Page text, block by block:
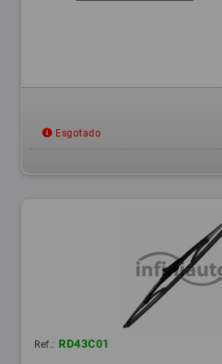
Esgotado
Ref.: RD43C01